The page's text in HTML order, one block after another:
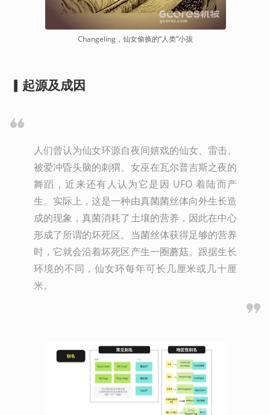
Changeling，仙女偷换的“人类”小孩
▎ 起源及成因
人们曾认为仙女环源自夜间嬉戏的仙女、雷击、
被爱冲昏头脑的刺猬、女巫在瓦尔普吉斯之夜的
舞蹈，近来还有人认为它是因 UFO 着陆而产
生。实际上，这是一种由真菌菌丝体向外生长造
成的现象，真菌消耗了土壤的营养，因此在中心
形成了所谓的坏死区。当菌丝体获得足够的营养
时，它就会沿着坏死区产生一圈蘑菇。跟据生长
环境的不同，仙女环每年可长几厘米或几十厘
米。